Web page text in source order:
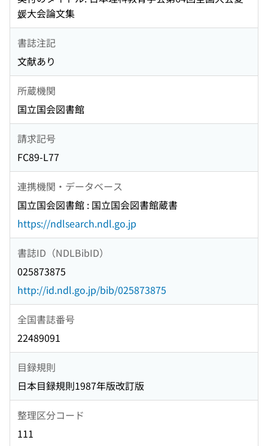
媛大会論文集
書誌注記
文献あり
所蔵機関
国立国会図書館
請求記号
FC89-L77
連携機関・データベース
国立国会図書館 : 国立国会図書館蔵書
https://ndlsearch.ndl.go.jp
書誌ID（NDLBibID）
025873875
http://id.ndl.go.jp/bib/025873875
全国書誌番号
22489091
目録規則
日本目録規則1987年版改訂版
整理区分コード
111